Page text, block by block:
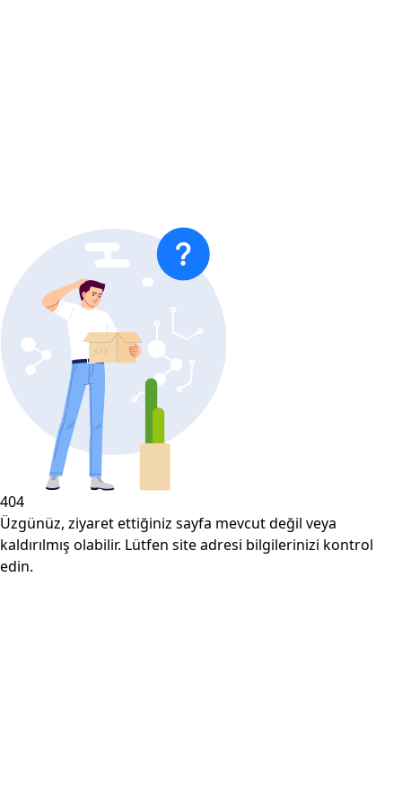
404
Üzgünüz, ziyaret ettiğiniz sayfa mevcut değil veya
kaldırılmış olabilir. Lütfen site adresi bilgilerinizi kontrol
edin.